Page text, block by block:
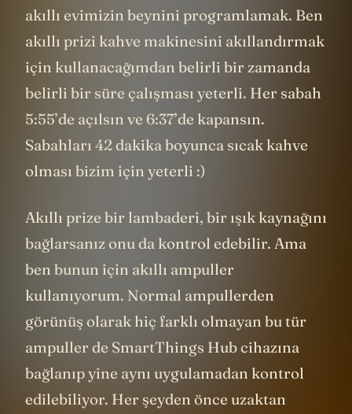
akıllı evimizin beynini programlamak. Ben
akıllı prizi kahve makinesini akıllandırmak
için kullanacağımdan belirli bir zamanda
belirli bir süre çalışması yeterli. Her sabah
5:55’de açılsın ve 6:37’de kapansın.
Sabahları 42 dakika boyunca sıcak kahve
olması bizim için yeterli :)
Akıllı prize bir lambaderi, bir ışık kaynağını
bağlarsanız onu da kontrol edebilir. Ama
ben bunun için akıllı ampuller
kullanıyorum. Normal ampullerden
görünüş olarak hiç farklı olmayan bu tür
ampuller de SmartThings Hub cihazına
bağlanıp yine aynı uygulamadan kontrol
edilebiliyor. Her şeyden önce uzaktan